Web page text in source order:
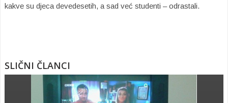
kakve su djeca devedesetih, a sad već studenti – odrastali.
SLIČNI ČLANCI